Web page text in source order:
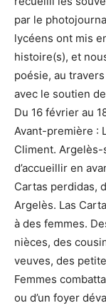
par le
lycéens ont mis
histoire(s), et
poésie, au
avec le soutien de
Du 16 février au
Avant-première :
Climent.
d’accueillir en
Cartas perdidas,
Argelès. Las
à des femmes.
nièces, des
veuves, des
Femmes
ou d’un foyer